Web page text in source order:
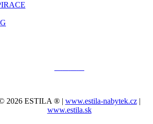
2026 ESTILA ® | www.estila-nabytek.cz|
www.estila.sk